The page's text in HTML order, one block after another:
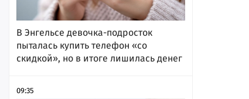
В Энгельсе девочка-подросток
пыталась купить телефон «со
скидкой», но в итоге лишилась денег
09:35